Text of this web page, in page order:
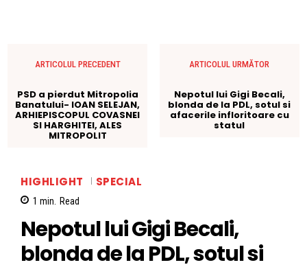
ARTICOLUL PRECEDENT
PSD a pierdut Mitropolia
Banatului- IOAN SELEJAN,
ARHIEPISCOPUL COVASNEI
SI HARGHITEI, ALES
MITROPOLIT
ARTICOLUL URMĂTOR
Nepotul lui Gigi Becali,
blonda de la PDL, sotul si
afacerile infloritoare cu
statul